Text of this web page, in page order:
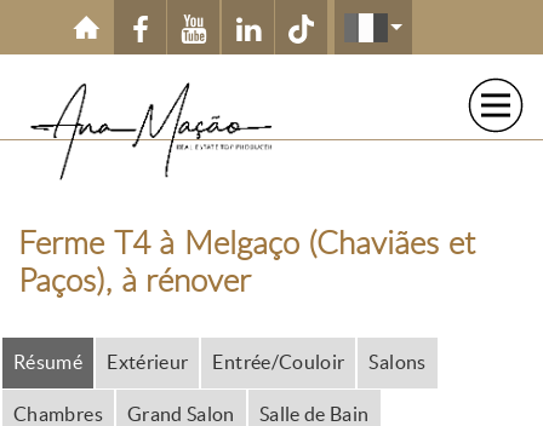
Aller au contenu principal
Ferme T4 à Melgaço (Chaviães et
Paços), à rénover
Résumé Extérieur Entrée/Couloir Salons
Chambres Grand Salon Salle de Bain